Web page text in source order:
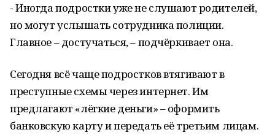
- Иногда подростки уже не слушают родителей,
но могут услышать сотрудника полиции.
Главное – достучаться, – подчёркивает она.
Сегодня всё чаще подростков втягивают в
преступные схемы через интернет. Им
предлагают «лёгкие деньги» – оформить
банковскую карту и передать её третьим лицам.